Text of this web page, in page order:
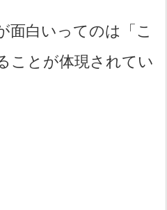
面白いってのは「こ
ことが体現されてい